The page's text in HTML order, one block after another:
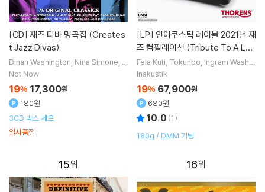
[CD]
t Jazz Divas)
Dinah Washington Nina Simone N
ancy Wilson
Not Now
19% 17,300원
180원
3CD 박스 세트
일시품절
[LP]
즈 컴필레이션 (Tribute To A Leg
end - Thorens TD 124 DD) [2L
P]
Fela Kuti Tokunbo Ingram Washin
gton 나윤선
Inakustik
19% 67,900원
680원
10.0 (1)
180g / DMM 커팅
15 16